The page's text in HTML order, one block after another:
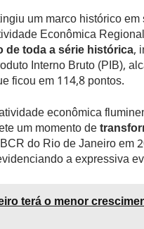
um marco histórico
Econômica
de toda a série histórica,
Interno Bruto (PIB),
ficou em 114,8 pontos.
econômica
um momento de
do Rio de Janeiro em
a expressiva
terá o menor